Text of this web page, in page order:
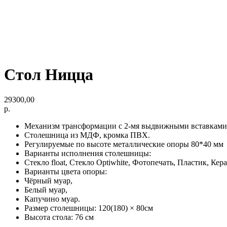
Стол Ницца
29300,00
р.
Механизм трансформации с 2-мя выдвижными вставками
Столешница из МДФ, кромка ПВХ.
Регулируемые по высоте металлические опоры 80*40 мм
Варианты исполнения столешницы:
Стекло float, Стекло Optiwhite, Фотопечать, Пластик,
Варианты цвета опоры:
Чёрный муар,
Белый муар,
Капучино муар.
Размер столешницы: 120(180) × 80см
Высота стола: 76 см